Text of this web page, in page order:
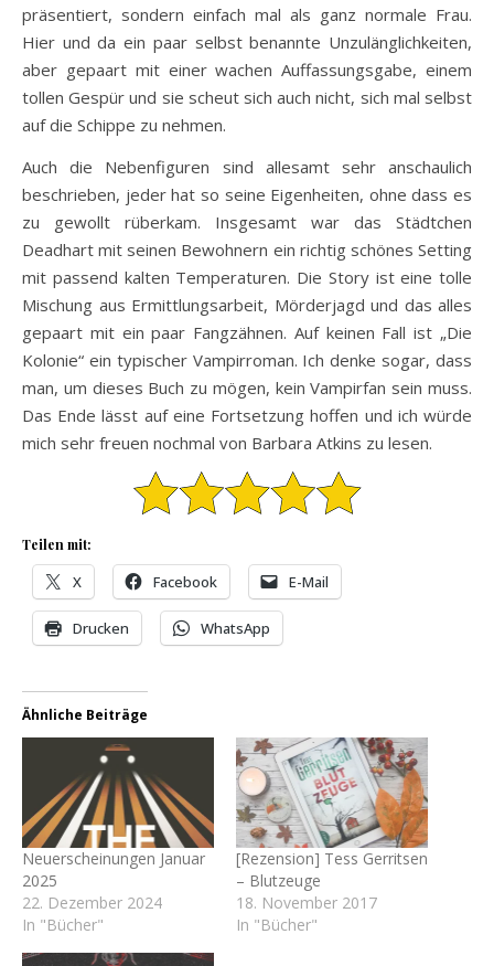
präsentiert, sondern einfach mal als ganz normale Frau.
Hier und da ein paar selbst benannte Unzulänglichkeiten,
aber gepaart mit einer wachen Auffassungsgabe, einem
tollen Gespür und sie scheut sich auch nicht, sich mal selbst
auf die Schippe zu nehmen.
Auch die Nebenfiguren sind allesamt sehr anschaulich
beschrieben, jeder hat so seine Eigenheiten, ohne dass es
zu gewollt rüberkam. Insgesamt war das Städtchen
Deadhart mit seinen Bewohnern ein richtig schönes Setting
mit passend kalten Temperaturen. Die Story ist eine tolle
Mischung aus Ermittlungsarbeit, Mörderjagd und das alles
gepaart mit ein paar Fangzähnen. Auf keinen Fall ist „Die
Kolonie“ ein typischer Vampirroman. Ich denke sogar, dass
man, um dieses Buch zu mögen, kein Vampirfan sein muss.
Das Ende lässt auf eine Fortsetzung hoffen und ich würde
mich sehr freuen nochmal von Barbara Atkins zu lesen.
Teilen mit:
X Facebook E-Mail
Drucken WhatsApp
Ähnliche Beiträge
Neuerscheinungen Januar
2025
22. Dezember 2024
In "Bücher"
[Rezension] Tess Gerritsen
– Blutzeuge
18. November 2017
In "Bücher"